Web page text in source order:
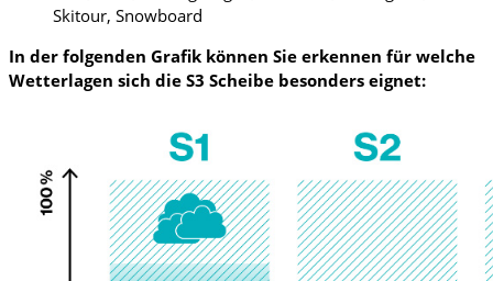
Skitour, Snowboard
In der folgenden Grafik können Sie erkennen für welche
Wetterlagen sich die S3 Scheibe besonders eignet: